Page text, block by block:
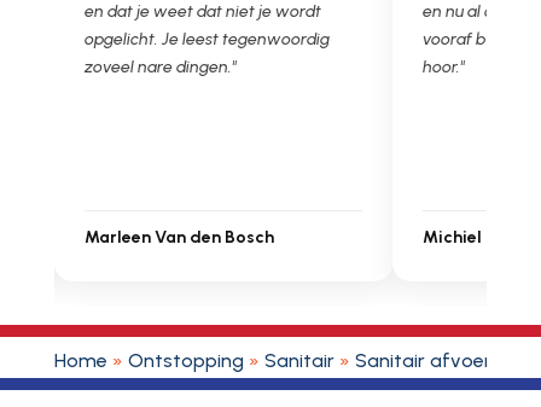
en nu al opgelost voor een vast en
vooraf besproken tarief. Lekker
hoor."
Michiel Uitdenbongerd
met een
je niet zo goed
Ontstoppen.nl
Sarah Touat
Home » Ontstopping » Sanitair» Sanitair afvoer